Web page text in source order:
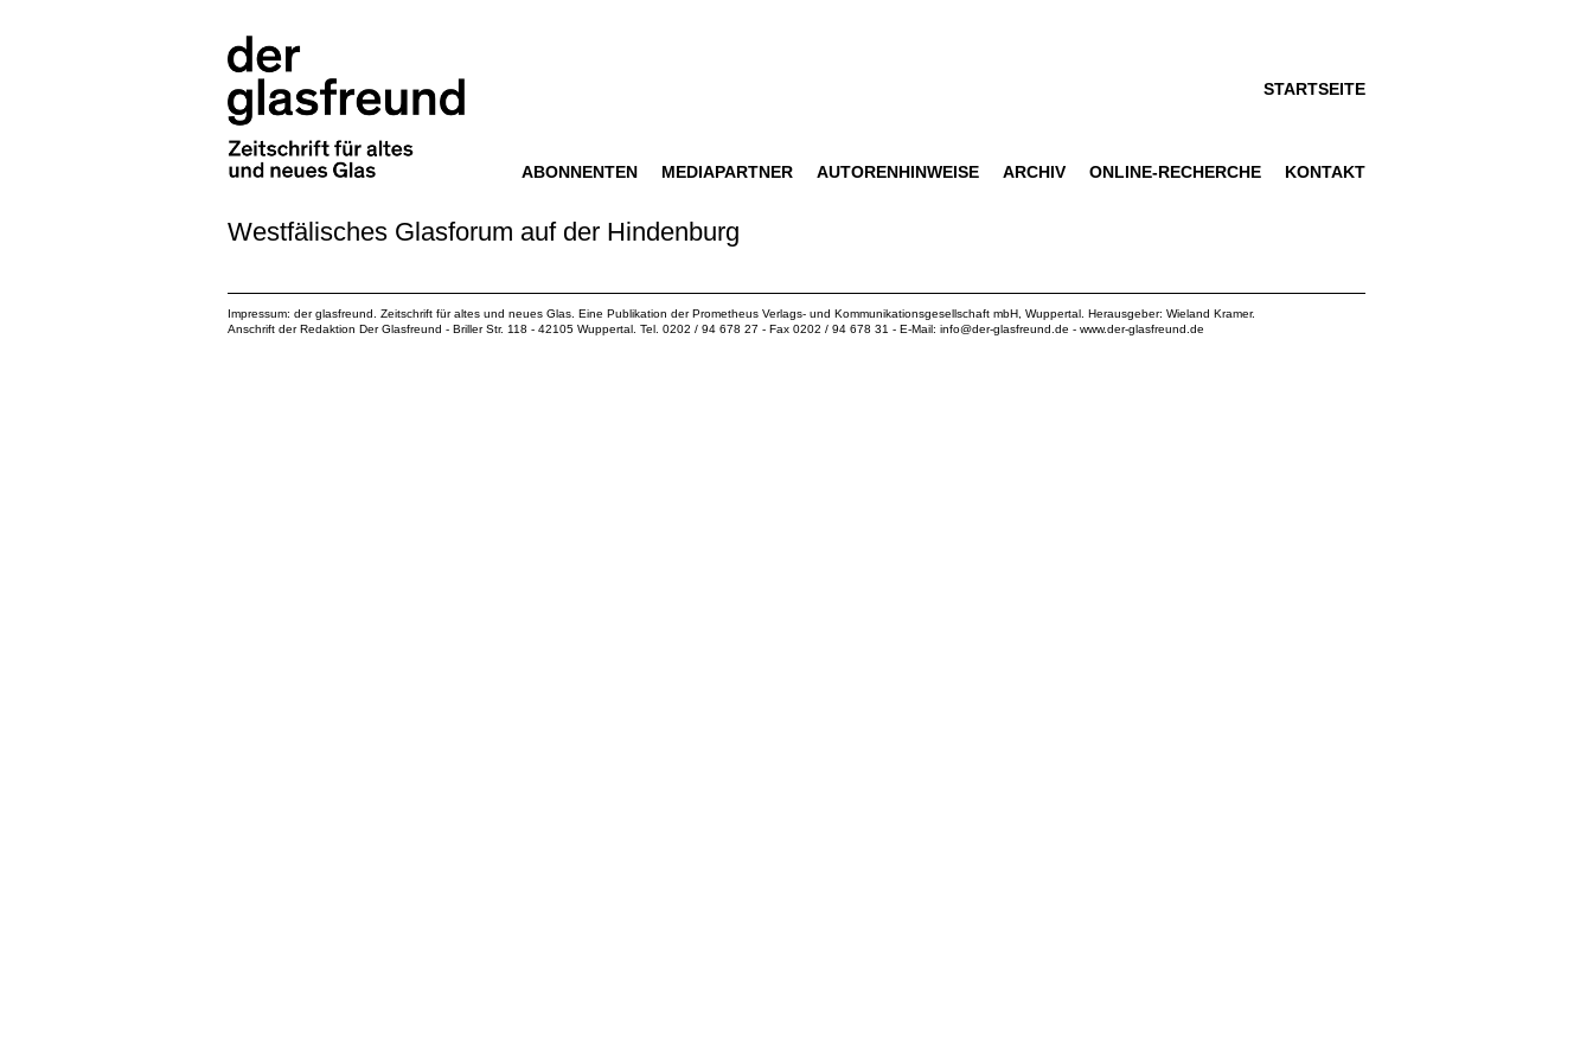
STARTSEITE
ABONNENTEN MEDIAPARTNER AUTORENHINWEISE ARCHIV ONLINE-RECHERCHE KONTAKT
Westfälisches Glasforum auf der Hindenburg
Impressum: der glasfreund. Zeitschrift für altes und neues Glas. Eine Publikation derPrometheus Verlags- und Kommunikationsgesellschaft mbH , Wuppertal. Herausgeber: Wieland Kramer.
Anschrift der Redaktion Der Glasfreund - Briller Str. 118 - 42105 Wuppertal. Tel. 0202 / 94 678 27 - Fax 0202 / 94 678 31 - E-Mail: info@der-glasfreund.de - www.der-glasfreund.de